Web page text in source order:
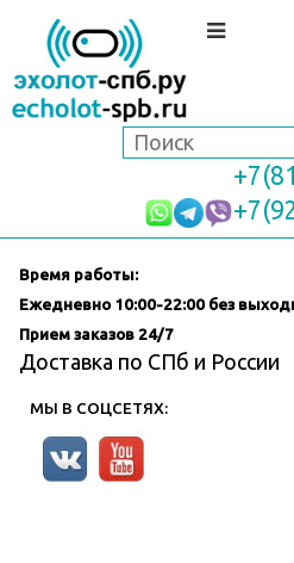
Время работы:
Ежедневно 10:00-22:00 без
Прием заказов 24/7
Доставка по СПб и России
МЫ В СОЦСЕТЯХ: